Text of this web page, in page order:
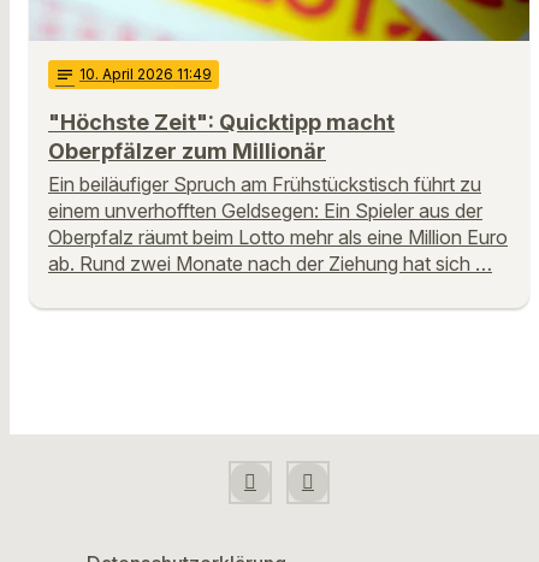
notes 10. April 2026 11:49
"Höchste Zeit": Quicktipp macht
Oberpfälzer zum Millionär
Ein beiläufiger Spruch am Frühstückstisch führt zu
einem unverhofften Geldsegen: Ein Spieler aus der
Oberpfalz räumt beim Lotto mehr als eine Million Euro
ab. Rund zwei Monate nach der Ziehung hat sich …